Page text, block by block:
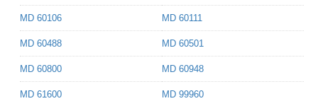
MD 60106 MD 60111
MD 60488 MD 60501
MD 60800 MD 60948
MD 61600 MD 99960